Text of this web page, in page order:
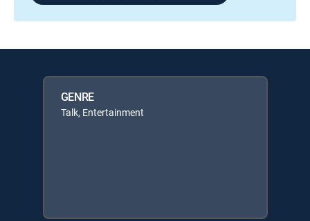
GENRE
Talk, Entertainment